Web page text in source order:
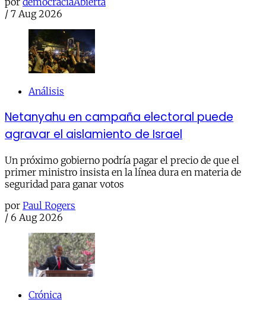
/ 7 Aug 2026
Análisis
Netanyahu en campaña electoral puede
agravar el aislamiento de Israel
Un próximo gobierno podría pagar el precio de que el
primer ministro insista en la línea dura en materia de
seguridad para ganar votos
por Paul Rogers
/ 6 Aug 2026
Crónica